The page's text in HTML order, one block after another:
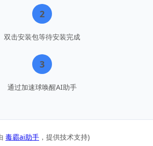
2
双击安装包等待安装完成
3
通过加速球唤醒AI助手
毒霸ai助手 ，提供技术支持)